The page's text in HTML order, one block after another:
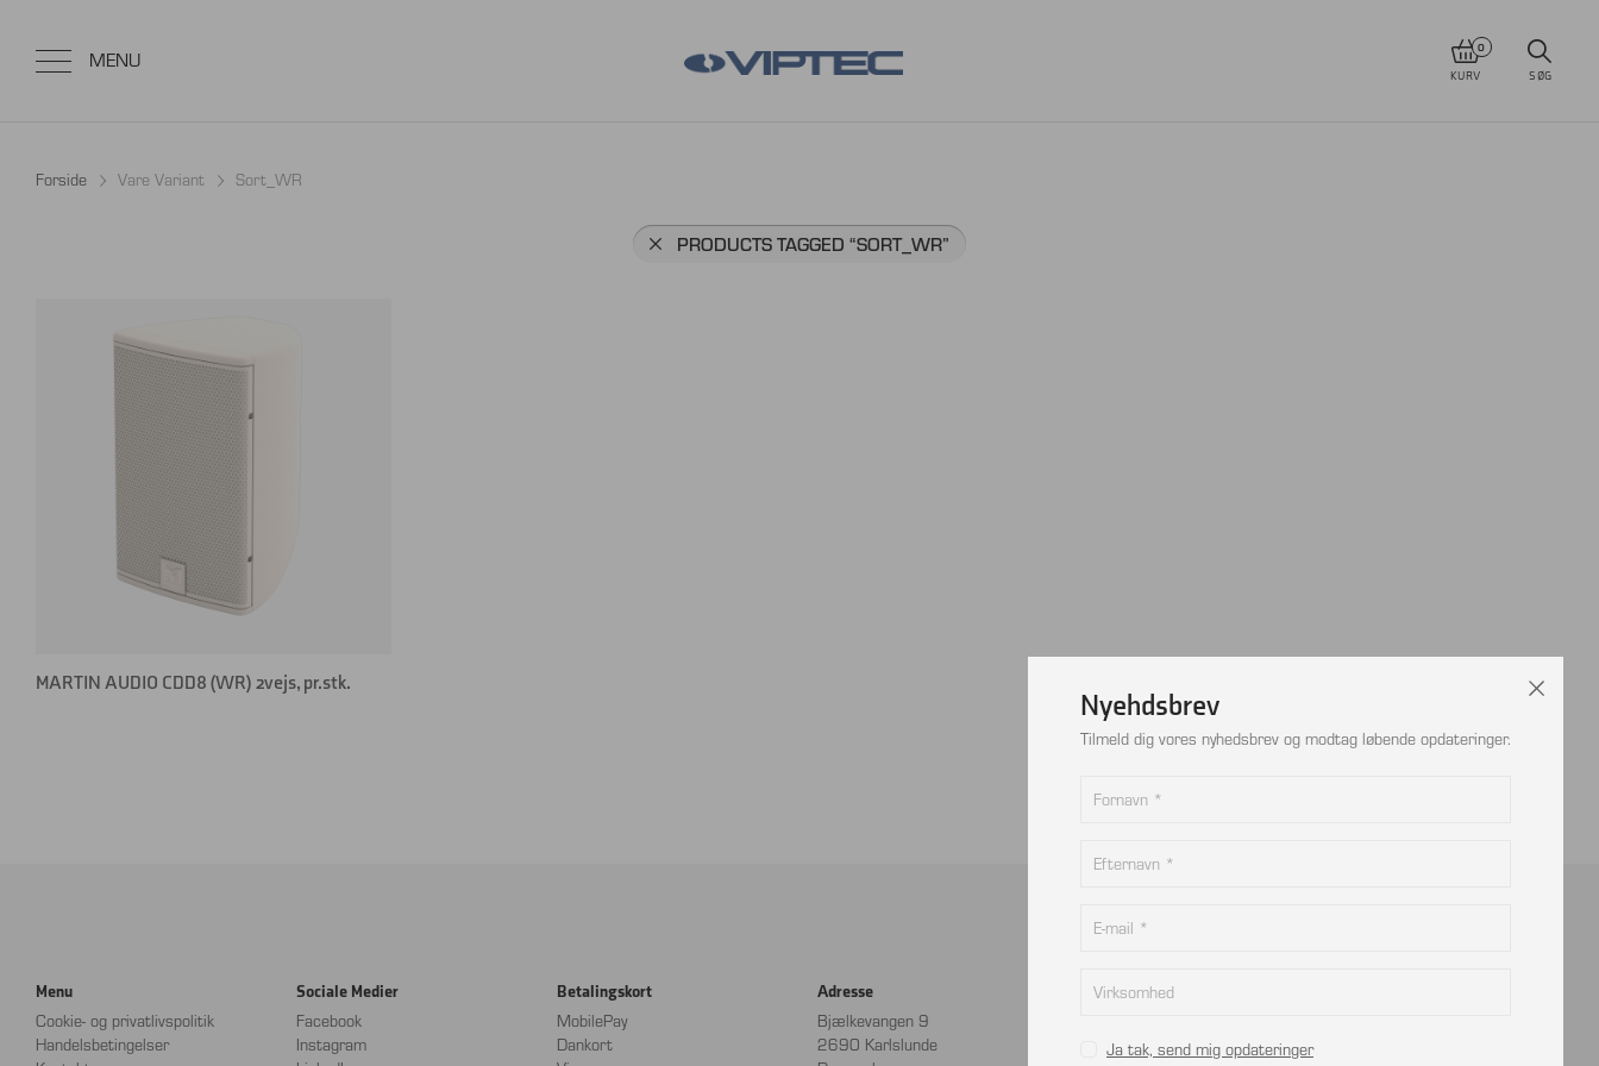
0
KURV SØG
Forside Vare Variant Sort_WR
PRODUCTS TAGGED “SORT_WR”
MARTIN AUDIO CDD8 (WR) 2vejs, pr.stk.
Menu
Cookie- og privatlivspolitik
Handelsbetingelser
Sociale Medier
Facebook
Instagram
Betalingskort
MobilePay
Dankort
Adresse
Bjælkevangen 9
2690 Karlslunde
Kontakt
CVR: 27527213
Nyehdsbrev
Tilmeld dig vores nyhedsbrev og modtag løbende opdateringer.
Ja tak, send mig opdateringer